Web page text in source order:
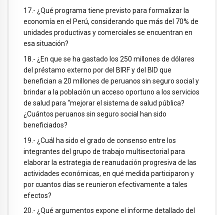
17.- ¿Qué programa tiene previsto para formalizar la
economía en el Perú, considerando que más del 70% de
unidades productivas y comerciales se encuentran en
esa situación?
18.- ¿En que se ha gastado los 250 millones de dólares
del préstamo externo por del BIRF y del BID que
benefician a 20 millones de peruanos sin seguro social y
brindar a la población un acceso oportuno a los servicios
de salud para “mejorar el sistema de salud pública?
¿Cuántos peruanos sin seguro social han sido
beneficiados?
19.- ¿Cuál ha sido el grado de consenso entre los
integrantes del grupo de trabajo multisectorial para
elaborar la estrategia de reanudación progresiva de las
actividades económicas, en qué medida participaron y
por cuantos días se reunieron efectivamente a tales
efectos?
20.- ¿Qué argumentos expone el informe detallado del